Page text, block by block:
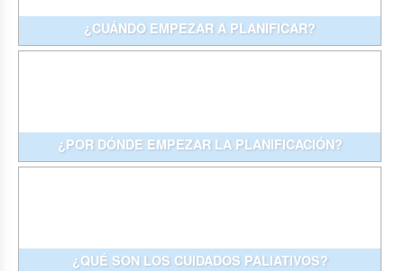
¿CUÁNDO EMPEZAR A PLANIFICAR?
¿POR DÓNDE EMPEZAR LA PLANIFICACIÓN?
¿QUÉ SON LOS CUIDADOS PALIATIVOS?